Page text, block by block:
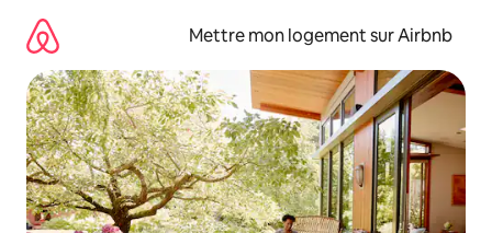
directement
contenu
Mettre mon logement sur Airbnb